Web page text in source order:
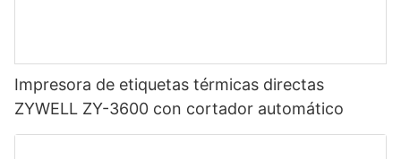
Impresora de etiquetas térmicas directas
ZYWELL ZY-3600 con cortador automático